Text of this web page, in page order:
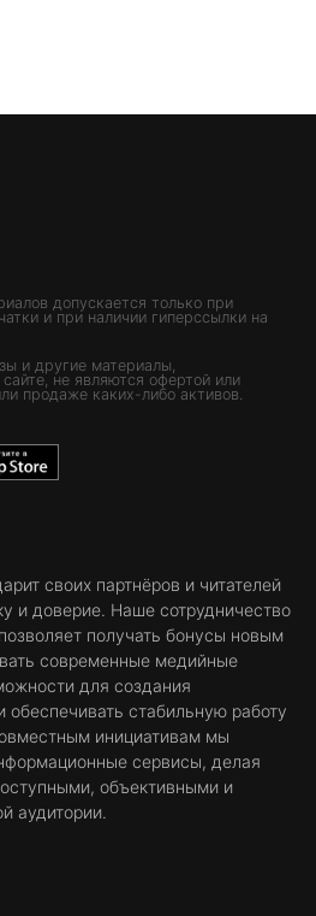
допускается только при
и при наличии гиперссылки на
и другие материалы,
не являются офертой или
продаже каких-либо активов.
своих партнёров и читателей
и доверие. Наше сотрудничество
позволяет получать бонусы новым
современные медийные
для создания
обеспечивать стабильную работу
инициативам мы
сервисы, делая
объективными и
аудитории.